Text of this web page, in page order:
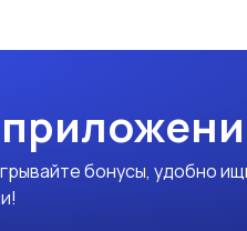
бонусы, удобно